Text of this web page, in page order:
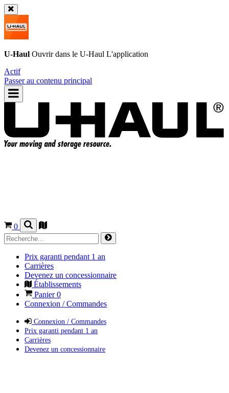
U-Haul Ouvrir dans le U-Haul L'application
Actif
Passer au contenu principal
0
Prix garanti pendant 1 an
Carrières
Devenez un concessionnaire
Établissements
Panier0
Connexion / Commandes
Connexion / Commandes
Prix garanti pendant 1 an
Carrières
Devenez un concessionnaire